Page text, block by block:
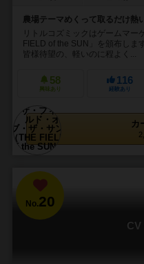
農場テーマめくって取るだけ熱
リトルコズミックはゲームマー
FIELD of the SUN」を頒布しま
皆様待望の、軽いのに程よく...
58
興味あり
116
経験あり
カ
No.20
CV